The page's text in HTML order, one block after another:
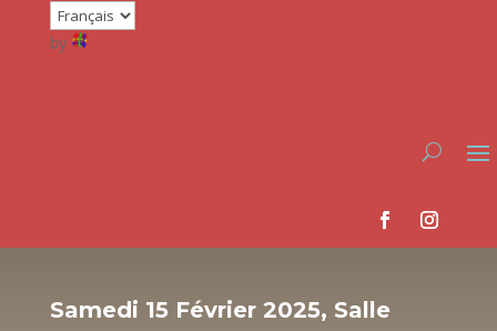
by
Samedi 15 Février 2025, Salle